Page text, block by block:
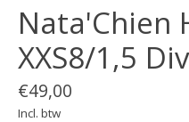
Nata'Chien
XXS8/1,5
€49,00
Incl. btw